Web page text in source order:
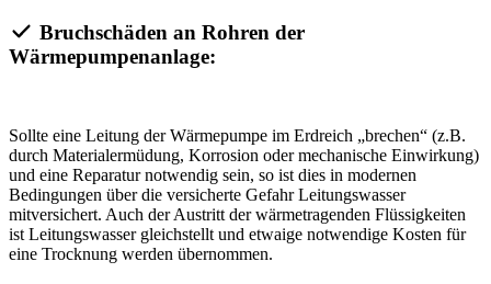
Bruchschäden an Rohren der
Wärmepumpenanlage:
Sollte eine Leitung der Wärmepumpe im Erdreich „brechen“ (z.B.
durch Materialermüdung, Korrosion oder mechanische Einwirkung)
und eine Reparatur notwendig sein, so ist dies in modernen
Bedingungen über die versicherte Gefahr Leitungswasser
mitversichert. Auch der Austritt der wärmetragenden Flüssigkeiten
ist Leitungswasser gleichstellt und etwaige notwendige Kosten für
eine Trocknung werden übernommen.